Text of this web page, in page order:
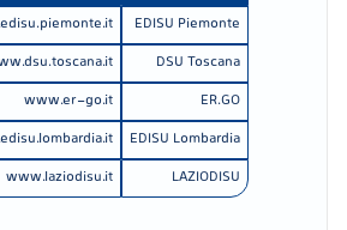
EDISU Piemonte
DSU Toscana
ER.GO
www.er-go.it
EDISU Lombardia
LAZIODISU
www.laziodisu.it